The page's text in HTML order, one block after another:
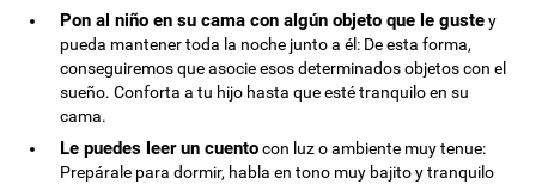
Pon al niño en su cama con algún objeto que le gustey
pueda mantener toda la noche junto a él: De esta forma,
conseguiremos que asocie esos determinados objetos con el
sueño. Conforta a tu hijo hasta que esté tranquilo en su
cama.
Le puedes leer un cuentocon luz o ambiente muy tenue:
Prepárale para dormir, habla en tono muy bajito y tranquilo